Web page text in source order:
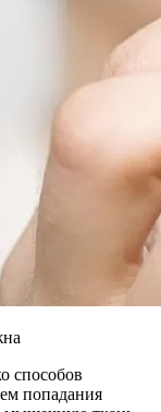
способов
попадания